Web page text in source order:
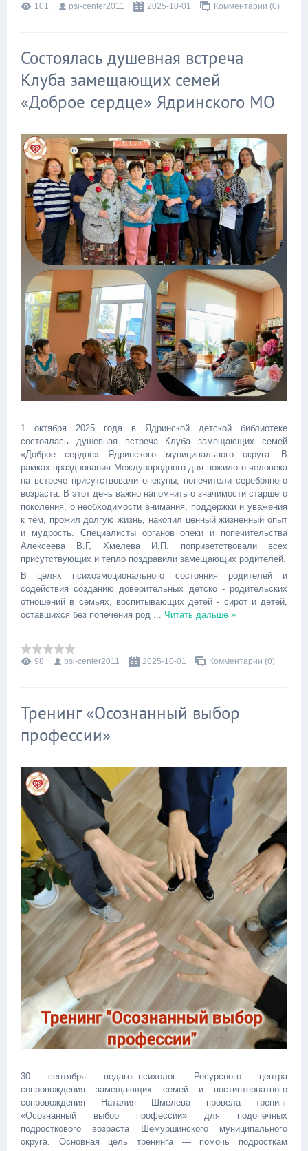
101 psi-center2011 2025-10-01 Комментарии (0)
Состоялась душевная встреча
Клуба замещающих семей
«Доброе сердце» Ядринского МО
1 октября 2025 года в Ядринской детской библиотеке
состоялась душевная встреча Клуба замещающих семей
«Доброе сердце» Ядринского муниципального округа. В
рамках празднования Международного дня пожилого человека
на встрече присутствовали опекуны, попечители серебряного
возраста. В этот день важно напомнить о значимости старшего
поколения, о необходимости внимания, поддержки и уважения
к тем, прожил долгую жизнь, накопил ценный жизненный опыт
и мудрость. Специалисты органов опеки и попечительства
Алексеева В.Г, Хмелева И.П. поприветствовали всех
присутствующих и тепло поздравили замещающих родителей.
В целях психоэмоционального состояния родителей и
содействия созданию доверительных детско - родительских
отношений в семьях, воспитывающих детей - сирот и детей,
оставшихся без попечения род ... Читать дальше »
98 psi-center2011 2025-10-01 Комментарии (0)
Тренинг «Осознанный выбор
профессии»
30 сентября педагог-психолог Ресурсного центра
сопровождения замещающих семей и постинтернатного
сопровождения Наталия Шмелева провела тренинг
«Осознанный выбор профессии» для подопечных
подросткового возраста Шемуршинского муниципального
округа. Основная цель тренинга — помочь подросткам